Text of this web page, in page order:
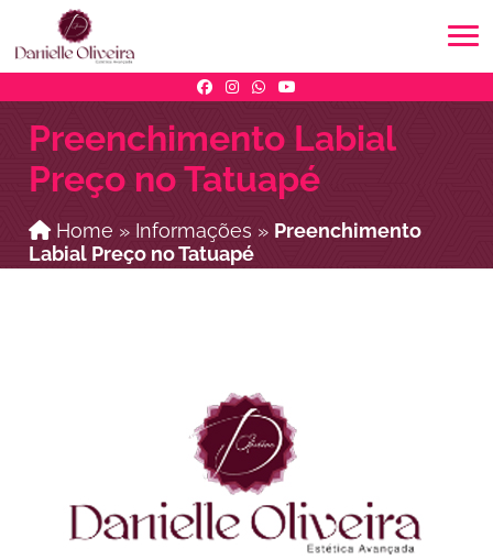
Preenchimento Labial
Preço no Tatuapé
Home » Informações » Preenchimento
Labial Preço no Tatuapé